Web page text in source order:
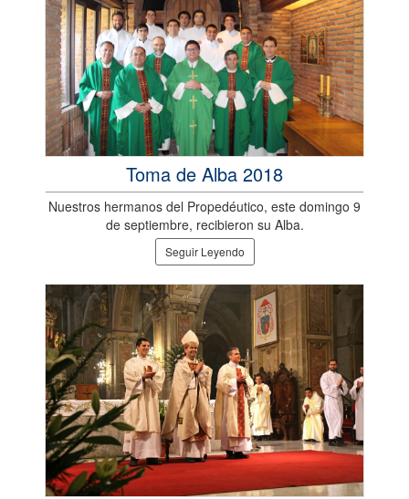
Toma de Alba 2018
Nuestros hermanos del Propedéutico, este domingo 9
de septiembre, recibieron su Alba.
Seguir Leyendo